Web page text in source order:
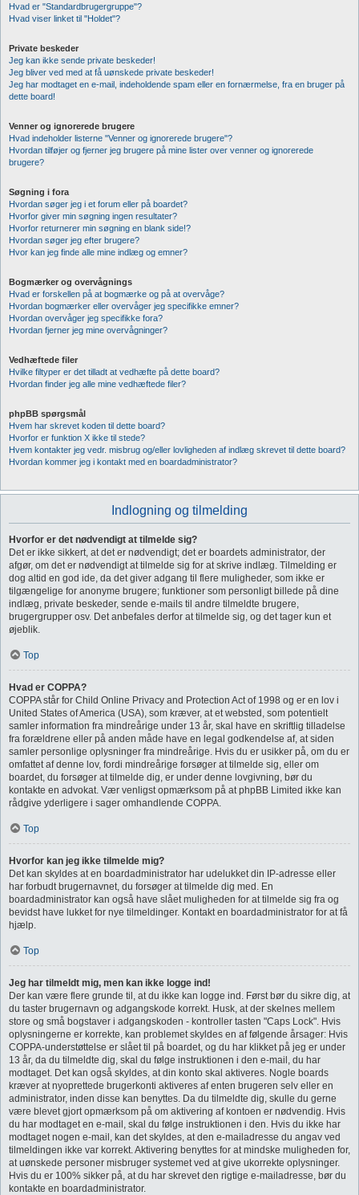
Hvad er "Standardbrugergruppe"?
Hvad viser linket til "Holdet"?
Private beskeder
Jeg kan ikke sende private beskeder!
Jeg bliver ved med at få uønskede private beskeder!
Jeg har modtaget en e-mail, indeholdende spam eller en fornærmelse, fra en bruger på
dette board!
Venner og ignorerede brugere
Hvad indeholder listerne "Venner og ignorerede brugere"?
Hvordan tilføjer og fjerner jeg brugere på mine lister over venner og ignorerede
brugere?
Søgning i fora
Hvordan søger jeg i et forum eller på boardet?
Hvorfor giver min søgning ingen resultater?
Hvorfor returnerer min søgning en blank side!?
Hvordan søger jeg efter brugere?
Hvor kan jeg finde alle mine indlæg og emner?
Bogmærker og overvågnings
Hvad er forskellen på at bogmærke og på at overvåge?
Hvordan bogmærker eller overvåger jeg specifikke emner?
Hvordan overvåger jeg specifikke fora?
Hvordan fjerner jeg mine overvågninger?
Vedhæftede filer
Hvilke filtyper er det tilladt at vedhæfte på dette board?
Hvordan finder jeg alle mine vedhæftede filer?
phpBB spørgsmål
Hvem har skrevet koden til dette board?
Hvorfor er funktion X ikke til stede?
Hvem kontakter jeg vedr. misbrug og/eller lovligheden af indlæg skrevet til dette board?
Hvordan kommer jeg i kontakt med en boardadministrator?
Indlogning og tilmelding
Hvorfor er det nødvendigt at tilmelde sig?
Det er ikke sikkert, at det er nødvendigt; det er boardets administrator, der
afgør, om det er nødvendigt at tilmelde sig for at skrive indlæg. Tilmelding er
dog altid en god ide, da det giver adgang til flere muligheder, som ikke er
tilgængelige for anonyme brugere; funktioner som personligt billede på dine
indlæg, private beskeder, sende e-mails til andre tilmeldte brugere,
brugergrupper osv. Det anbefales derfor at tilmelde sig, og det tager kun et
øjeblik.
Top
Hvad er COPPA?
COPPA står for Child Online Privacy and Protection Act of 1998 og er en lov i
United States of America (USA), som kræver, at et websted, som potentielt
samler information fra mindreårige under 13 år, skal have en skriftlig tilladelse
fra forældrene eller på anden måde have en legal godkendelse af, at siden
samler personlige oplysninger fra mindreårige. Hvis du er usikker på, om du er
omfattet af denne lov, fordi mindreårige forsøger at tilmelde sig, eller om
boardet, du forsøger at tilmelde dig, er under denne lovgivning, bør du
kontakte en advokat. Vær venligst opmærksom på at phpBB Limited ikke kan
rådgive yderligere i sager omhandlende COPPA.
Top
Hvorfor kan jeg ikke tilmelde mig?
Det kan skyldes at en boardadministrator har udelukket din IP-adresse eller
har forbudt brugernavnet, du forsøger at tilmelde dig med. En
boardadministrator kan også have slået muligheden for at tilmelde sig fra og
bevidst have lukket for nye tilmeldinger. Kontakt en boardadministrator for at få
hjælp.
Top
Jeg har tilmeldt mig, men kan ikke logge ind!
Der kan være flere grunde til, at du ikke kan logge ind. Først bør du sikre dig, at
du taster brugernavn og adgangskode korrekt. Husk, at der skelnes mellem
store og små bogstaver i adgangskoden - kontroller tasten "Caps Lock". Hvis
oplysningerne er korrekte, kan problemet skyldes en af følgende årsager: Hvis
COPPA-understøttelse er slået til på boardet, og du har klikket på jeg er under
13 år, da du tilmeldte dig, skal du følge instruktionen i den e-mail, du har
modtaget. Det kan også skyldes, at din konto skal aktiveres. Nogle boards
kræver at nyoprettede brugerkonti aktiveres af enten brugeren selv eller en
administrator, inden disse kan benyttes. Da du tilmeldte dig, skulle du gerne
være blevet gjort opmærksom på om aktivering af kontoen er nødvendig. Hvis
du har modtaget en e-mail, skal du følge instruktionen i den. Hvis du ikke har
modtaget nogen e-mail, kan det skyldes, at den e-mailadresse du angav ved
tilmeldingen ikke var korrekt. Aktivering benyttes for at mindske muligheden for,
at uønskede personer misbruger systemet ved at give ukorrekte oplysninger.
Hvis du er 100% sikker på, at du har skrevet den rigtige e-mailadresse, bør du
kontakte en boardadministrator.